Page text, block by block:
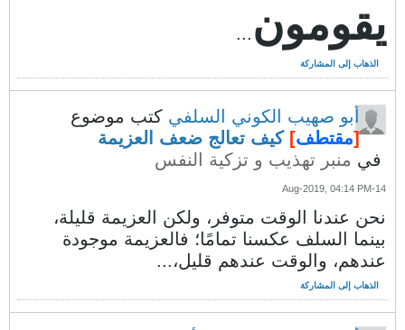
يقومون ...
الذهاب إلى المشاركة
أبو صهيب الكوني السلفي كتب موضوع
[مقتطف] كيف تعالج ضعف العزيمة
في منبر تهذيب و تزكية النفس
14-Aug-2019, 04:14 PM
نحن عندنا الوقت متوفر، ولكن العزيمة قليلة،
بينما السلف عكسنا تمامًا؛ فالعزيمة موجودة
عندهم، والوقت عندهم قليل،...
الذهاب إلى المشاركة